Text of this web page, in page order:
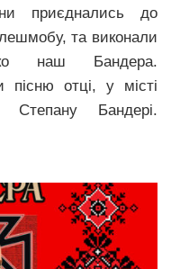
приєднались до
та виконали
наш Бандера.
пісню отці, у місті
Степану Бандері.